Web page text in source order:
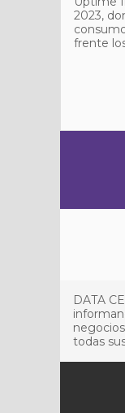
2023,
frente
DATA
todas